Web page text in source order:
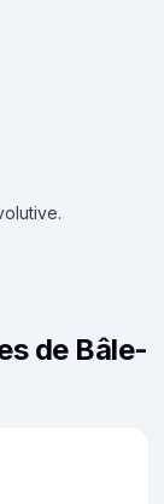
de Bâle-